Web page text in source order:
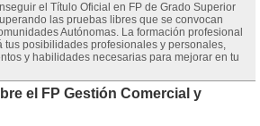
el Título Oficial en FP de Grado Superior
las pruebas libres que se convocan
Autónomas. La formación profesional
tus posibilidades profesionales y personales,
y habilidades necesarias para mejorar en tu
el FP Gestión Comercial y